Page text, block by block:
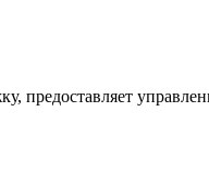
предоставляет